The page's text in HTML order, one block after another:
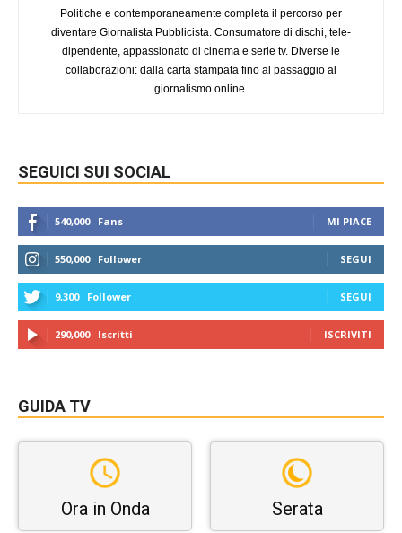
Politiche e contemporaneamente completa il percorso per
diventare Giornalista Pubblicista. Consumatore di dischi, tele-
dipendente, appassionato di cinema e serie tv. Diverse le
collaborazioni: dalla carta stampata fino al passaggio al
giornalismo online.
SEGUICI SUI SOCIAL
540,000 Fans MI PIACE
550,000 Follower SEGUI
9,300 Follower SEGUI
290,000 Iscritti ISCRIVITI
GUIDA TV
Ora in Onda Serata